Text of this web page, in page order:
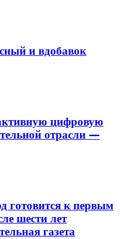
и вдобавок
цифровую
отрасли —
готовится к первым
шести лет
газета